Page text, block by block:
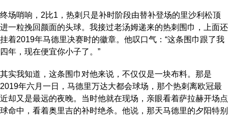
终场哨响，2比1，热刺只是补时阶段由替补登场的里沙利松顶
进一粒挽回颜面的头球。我接过老汤姆递来的热刺围巾，上面还
挂着2019年马德里决赛时的徽章。他叹口气：“这条围巾跟了我
四年，现在便宜你小子了。”
其实我知道，这条围巾对他来说，不仅仅是一块布料。那是
2019年六月一日，马德里万达大都会球场，那个热刺离欧冠最
近却又是最远的夜晚。当时他就在现场，亲眼看着萨拉赫开场点
球命中，看着奥里吉的补时绝杀。他说，那天马德里的夕阳特别